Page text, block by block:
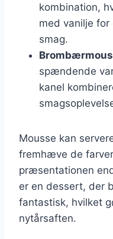
kombination,
med vanilje
smag.
spændende
kanel
Mousse kan
fremhæve de
præsentationen
er en dessert, der
fantastisk, hvilket
nytårsaften.